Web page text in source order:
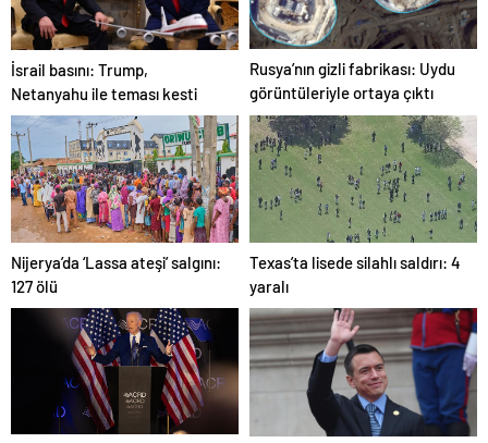
İsrail basını: Trump,
Netanyahu ile teması kesti
Rusya’nın gizli fabrikası: Uydu
görüntüleriyle ortaya çıktı
Nijerya’da ‘Lassa ateşi’ salgını:
127 ölü
Texas’ta lisede silahlı saldırı: 4
yaralı